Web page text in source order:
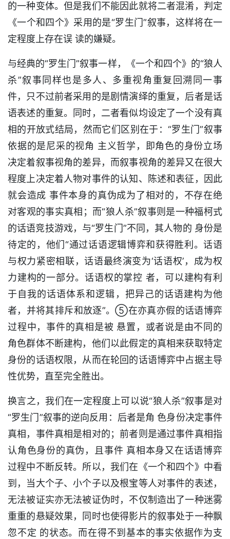
的一种变体。但是我们不能因此就将二者混淆，判定
《一个和四个》采用的是“罗生门”叙事，这样将在一
定程度上存在误 读的嫌疑。
与经典的“罗生门”叙事一样，《一个和四个》的“狼人
杀”叙事同样也是多人、多重视角重复回溯同一事
件，只不过前者采用的是剧情演绎的重复，后者是话
语表述的重复。同时，二者看似均设定了一个没有真
相的开放式结局，然而它们区别在于：“罗生门”叙事
依据的是尼采的视角 主义哲学，即角色的身份立场
决定着叙事视角的差异，而叙事视角的差异又在很大
程度上决定着人物对事件的认知、陈述和表征，因此
就会造成 事件本身的真伪成为了相对的，不存在绝
对客观的事实真相；而“狼人杀”叙事则是一种福柯式
的话语竞技游戏，与“罗生门”不同，其人物的 身份是
待定的，他们“通过话语逻辑博弈和获得胜利。话语
与权力紧密相联，话语最终演变为‘话语权’，成为权
力建构的一部分。话语权的掌控 者，可以建构有利
于自我的话语体系和逻辑，把异己的话语建构为他
者，并将其排斥和放逐”。⑤在亦真亦假的话语博弈
过程中，事件的真相是被 悬置，或者说是由不同的
角色群体不断建构，他们以此假定的真相来获取特定
身份的话语权限，从而在轮回的话语博弈中占据主导
性优势，直至完全胜出。
换言之，我们在一定程度上可以说“狼人杀”叙事是对
“罗生门”叙事的逆向反用：后者是角 色身份决定事件
真相，事件真相是相对的；前者则是通过事件真相指
认角色身份的真伪，且事件 真相本身又在话语博弈
过程中不断反转。所以，我们在《一个和四个》中看
到，当大个子、小个子以及根宝等人对事件的表述，
无法被证实亦无法被证伪时，不仅制造出了一种迷雾
重重的悬疑效果，同时也使得影片的叙事处于一种飘
忽不定 的状态。而在得不到基本的事实依据作为支